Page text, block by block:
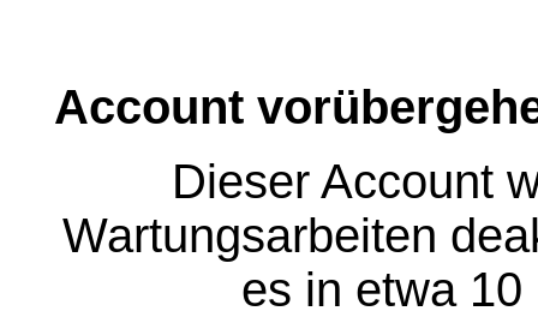
Account
Dieser Account
Wartungsarbeiten
es in etwa